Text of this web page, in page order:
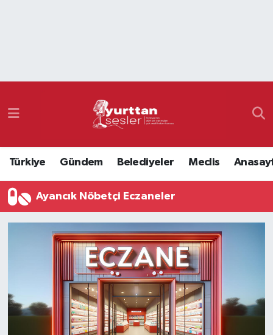
Türkiye Gündem Belediyeler Meclis
Ayancık Nöbetçi Eczaneler
Namaz Vakitleri
Süper Lig Puan Durumu ve Fikstür
Tüm Manşetler
Son Dakika Haberleri
Haber Arşivi